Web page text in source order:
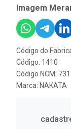
Imagem
Código do
Código: 1410
Código NCM:
Marca: NAKATA